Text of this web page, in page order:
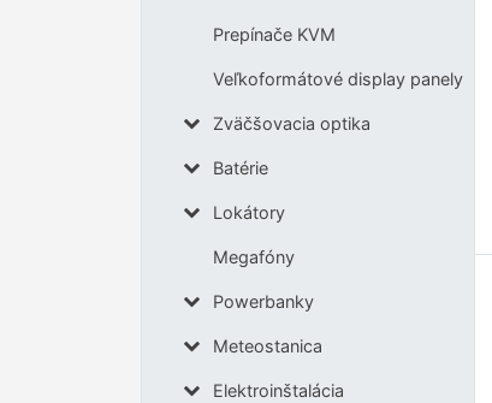
Prepínače KVM
Veľkoformátové display panely
Zväčšovacia optika
Batérie
Lokátory
Megafóny
Powerbanky
Meteostanica
Elektroinštalácia